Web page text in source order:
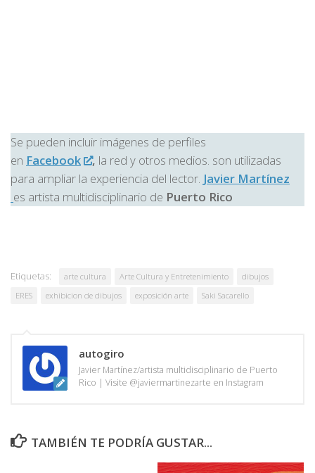
Se pueden incluir imágenes de perfiles
en Facebook , la red y otros medios. son utilizadas
para ampliar la experiencia del lector. Javier Martínez
es artista multidisciplinario de Puerto Rico
Etiquetas: arte cultura Arte Cultura y Entretenimiento
dibujos
ERES
exhibicion de dibujos exposición arte Saki Sacarello
autogiro
Javier Martínez/artista multidisciplinario de Puerto
Rico | Visite @javiermartinezarte en Instagram
TAMBIÉN TE PODRÍA GUSTAR...